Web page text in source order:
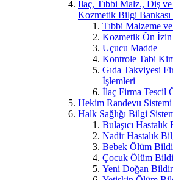
İlaç, Tıbbi Malz., Diş
Kozmetik Bilgi Bankası
Tıbbi Malzeme
Kozmetik Ön İzin
Uçucu Madde
Kontrole Tabi
Gıda Takviyesi
İşlemleri
İlaç Firma Tescil
Hekim Randevu Sistemi
Halk Sağlığı Bilgi
Bulaşıcı
Nadir Hastalık
Bebek Ölüm
Çocuk Ölüm
Yeni Doğan